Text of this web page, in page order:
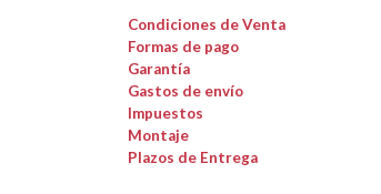
Condiciones de Venta
Formas de pago
Garantía
Gastos de envío
Impuestos
Montaje
Plazos de Entrega